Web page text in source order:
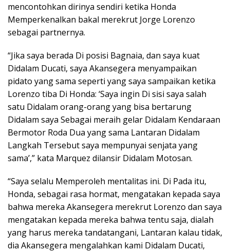
mencontohkan dirinya sendiri ketika Honda
Memperkenalkan bakal merekrut Jorge Lorenzo
sebagai partnernya.
“Jika saya berada Di posisi Bagnaia, dan saya kuat
Didalam Ducati, saya Akansegera menyampaikan
pidato yang sama seperti yang saya sampaikan ketika
Lorenzo tiba Di Honda: ‘Saya ingin Di sisi saya salah
satu Didalam orang-orang yang bisa bertarung
Didalam saya Sebagai meraih gelar Didalam Kendaraan
Bermotor Roda Dua yang sama Lantaran Didalam
Langkah Tersebut saya mempunyai senjata yang
sama’,” kata Marquez dilansir Didalam Motosan.
“Saya selalu Memperoleh mentalitas ini. Di Pada itu,
Honda, sebagai rasa hormat, mengatakan kepada saya
bahwa mereka Akansegera merekrut Lorenzo dan saya
mengatakan kepada mereka bahwa tentu saja, dialah
yang harus mereka tandatangani, Lantaran kalau tidak,
dia Akansegera mengalahkan kami Didalam Ducati,